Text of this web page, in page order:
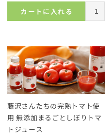
カートに入れる
藤沢さんたちの完熟トマト使
用 無添加まるごとしぼりトマ
トジュース